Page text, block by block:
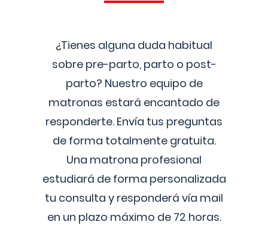
¿Tienes alguna duda habitual
sobre pre-parto, parto o post-
parto? Nuestro equipo de
matronas estará encantado de
responderte. Envía tus preguntas
de forma totalmente gratuita.
Una matrona profesional
estudiará de forma personalizada
tu consulta y responderá vía mail
en un plazo máximo de 72 horas.